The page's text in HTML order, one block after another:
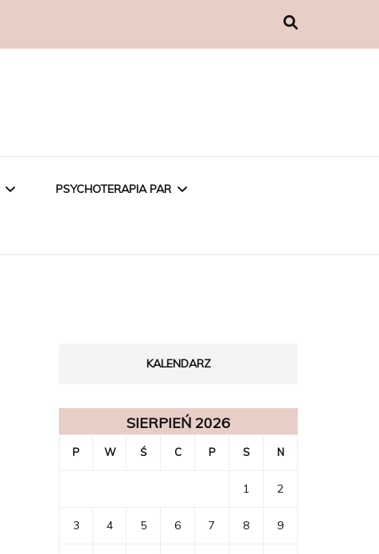
PSYCHOTERAPIA PAR
KALENDARZ
SIERPIEŃ 2026
P W Ś C P S N
1 2
3 4 5 6 7 8 9